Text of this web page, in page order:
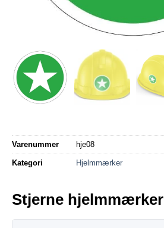
Varenummer hje08
Kategori Hjelmmærker
Stjerne hjelmmærker